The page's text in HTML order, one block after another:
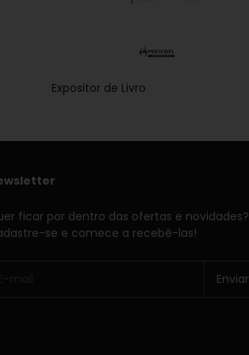
Expositor de Livro
ficar por dentro das ofertas e novidades?
se e comece a recebê-las!